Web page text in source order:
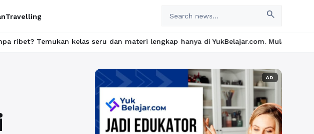
Travelling search
kelas seru dan materi lengkap hanya di YukBelajar.com. Mulai langkah
AD